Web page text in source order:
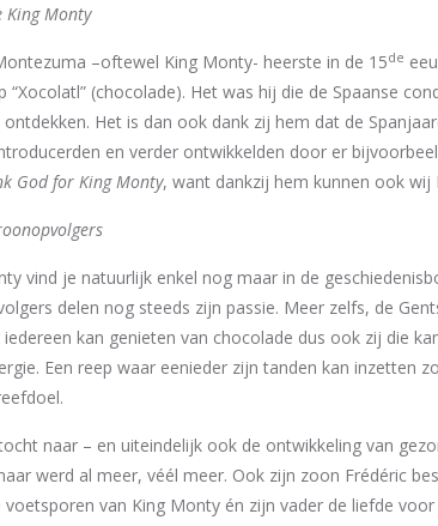
King Monty
–oftewel King Monty- heerste in de 15de
“Xocolatl” (chocolade). Het was hij die de Spaanse
ontdekken. Het is dan ook dank zij hem dat de
en verder ontwikkelden door er
God for King Monty, want dankzij hem kunnen ook wij
vind je natuurlijk enkel nog maar in de
delen nog steeds zijn passie. Meer zelfs, de
iedereen kan genieten van chocolade dus ook zij die
Een reep waar eenieder zijn tanden kan inzetten
naar – en uiteindelijk ook de ontwikkeling van
werd al meer, véél meer. Ook zijn zoon Frédéric
voetsporen van King Monty én zijn vader de liefde